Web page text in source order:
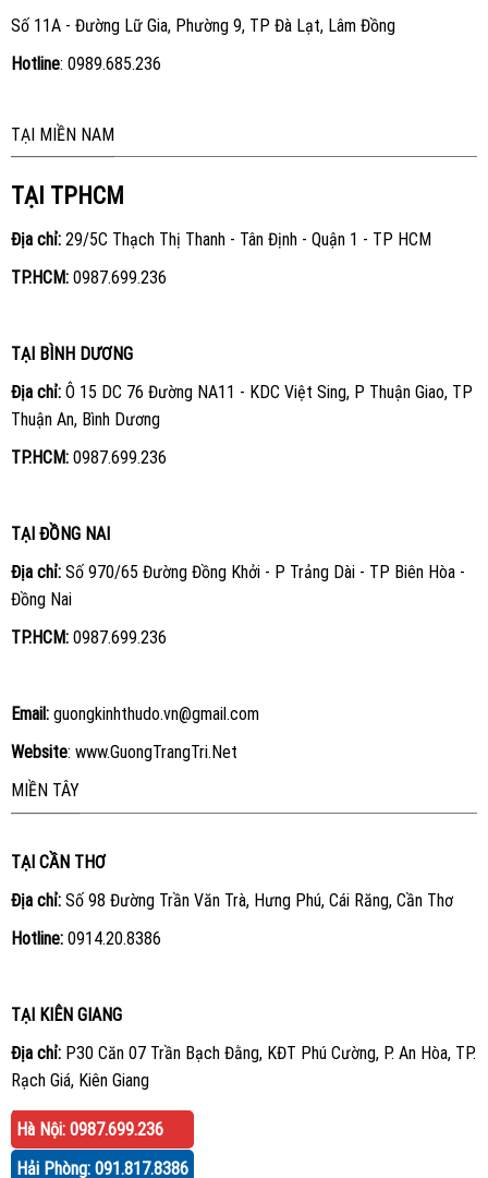
Số 11A - Đường Lữ Gia, Phường 9, TP Đà Lạt, Lâm Đồng
Hotline: 0989.685.236
TẠI MIỀN NAM
TẠI TPHCM
Địa chỉ:29/5C Thạch Thị Thanh - Tân Định - Quận 1 - TP HCM
TP.HCM: 0987.699.236
TẠI BÌNH DƯƠNG
Địa chỉ:Ô 15 DC 76 Đường NA11 - KDC Việt Sing, P Thuận Giao, TP
Thuận An, Bình Dương
TP.HCM: 0987.699.236
TẠI ĐỒNG NAI
Địa chỉ:Số 970/65 Đường Đồng Khởi - P Trảng Dài - TP Biên Hòa -
Đồng Nai
TP.HCM: 0987.699.236
Email:guongkinhthudo.vn@gmail.com
Website: www.GuongTrangTri.Net
MIỀN TÂY
TẠI CẦN THƠ
Địa chỉ:Số 98 Đường Trần Văn Trà, Hưng Phú, Cái Răng, Cần Thơ
Hotline: 0914.20.8386
TẠI KIÊN GIANG
Địa chỉ:P30 Căn 07 Trần Bạch Đằng, KĐT Phú Cường, P. An Hòa, TP.
Rạch Giá, Kiên Giang
Hotline: 0914.20.8386
Hà Nội: 0987.699.236
Hải Phòng: 091.817.8386